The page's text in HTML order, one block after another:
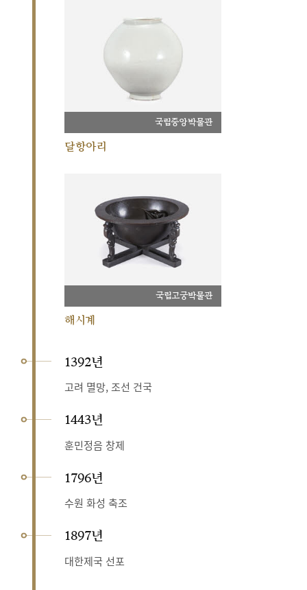
국립중앙박물관
달항아리
국립고궁박물관
해시계
1392년
고려 멸망, 조선 건국
1443년
훈민정음 창제
1796년
수원 화성 축조
1897년
대한제국 선포